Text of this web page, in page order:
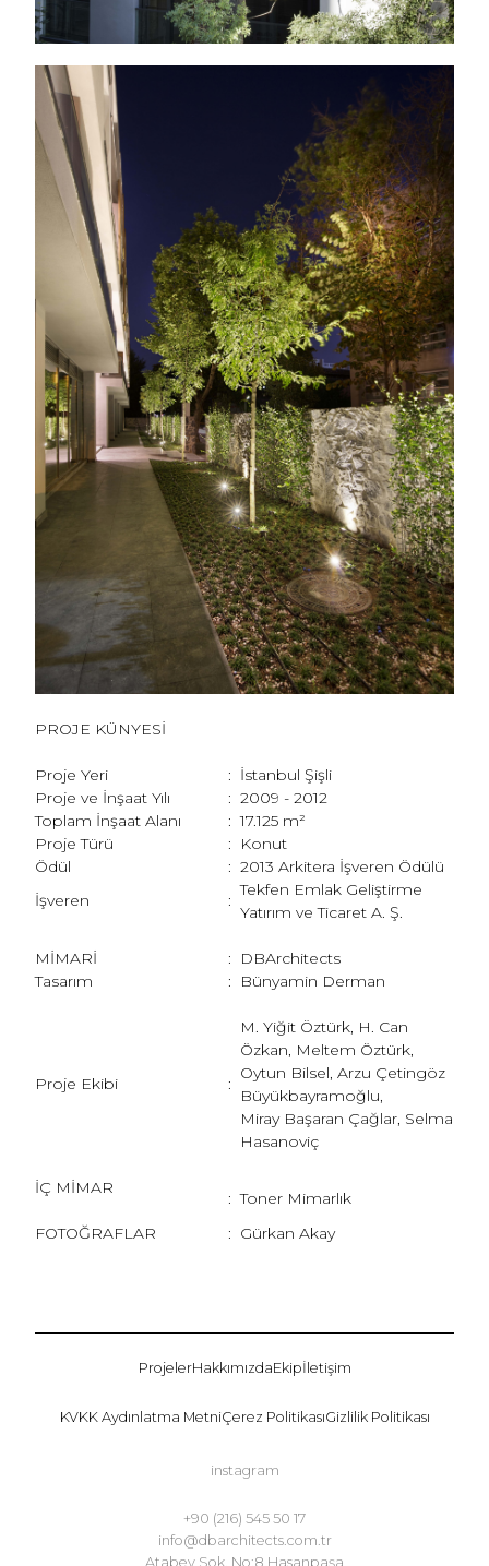
PROJE KÜNYESİ
Proje Yeri : İstanbul Şişli
Proje ve İnşaat Yılı
: 2009 - 2012
Toplam İnşaat Alanı
: 17.125 m²
Proje Türü
:
Konut
Ödül
: 2013 Arkitera İşveren Ödülü
İşveren
:
Tekfen Emlak Geliştirme
Yatırım ve Ticaret A. Ş.
MİMARİ :
DBArchitects
Tasarım : Bünyamin Derman
Proje Ekibi :
M. Yiğit Öztürk, H. Can
Özkan, Meltem Öztürk,
Oytun Bilsel, Arzu Çetingöz
Büyükbayramoğlu,
Miray Başaran Çağlar, Selma
Hasanoviç
İÇ MİMAR
: Toner Mimarlık
FOTOĞRAFLAR
: Gürkan Akay
+90 (216) 545 50 17
info@dbarchitects.com.tr
Atabey Sok. No:8 Hasanpaşa
ProjelerHakkımızdaEkipİletişim
KVKK Aydınlatma MetniÇerez PolitikasıGizlilik Politikası
instagram